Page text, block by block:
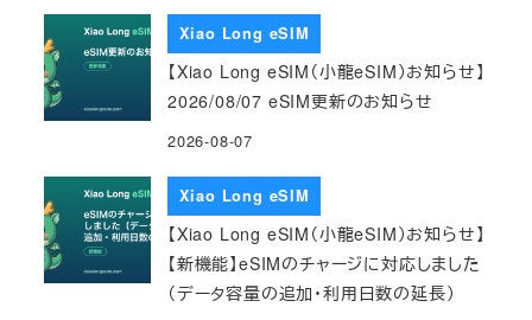
Xiao Long eSIM
【Xiao Long eSIM（小龍eSIM）お知らせ】
2026/08/07 eSIM更新のお知らせ
2026-08-07
Xiao Long eSIM
【Xiao Long eSIM（小龍eSIM）お知らせ】
【新機能】eSIMのチャージに対応しました
（データ容量の追加・利用日数の延長）